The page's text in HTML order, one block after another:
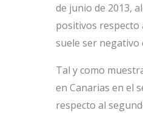
de junio de 2013,
positivos respecto
suele ser negativo
Tal y como
en Canarias en el
respecto al